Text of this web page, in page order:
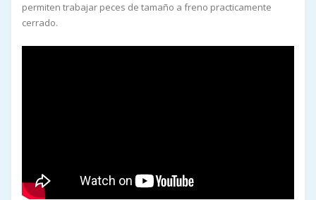
permiten trabajar peces de tamaño a freno practicamente
cerrado.